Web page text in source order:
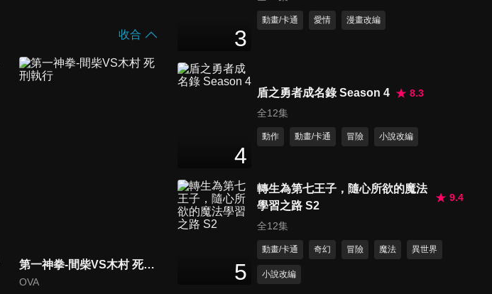
收合
第一神拳-間柴VS木村 死刑執行
OVA
24分鐘
第43集 速度之星
24
3
動畫/卡通 愛情 漫畫改編
4
盾之勇者成名錄 Season 4
8.3
全12集
動作 動畫/卡通 冒險 小說改編
5
轉生為第七王子，隨心所欲的魔法
學習之路 S2
9.4
全12集
動畫/卡通 奇幻 冒險 魔法 異世界
小說改編